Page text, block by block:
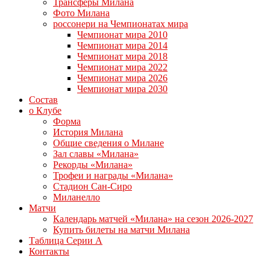
Трансферы Милана
Фото Милана
россонери на Чемпионатах мира
Чемпионат мира 2010
Чемпионат мира 2014
Чемпионат мира 2018
Чемпионат мира 2022
Чемпионат мира 2026
Чемпионат мира 2030
Состав
о Клубе
Форма
История Милана
Общие сведения о Милане
Зал славы «Милана»
Рекорды «Милана»
Трофеи и награды «Милана»
Стадион Сан-Сиро
Миланелло
Матчи
Календарь матчей «Милана» на сезон 2026-2027
Купить билеты на матчи Милана
Таблица Серии А
Контакты